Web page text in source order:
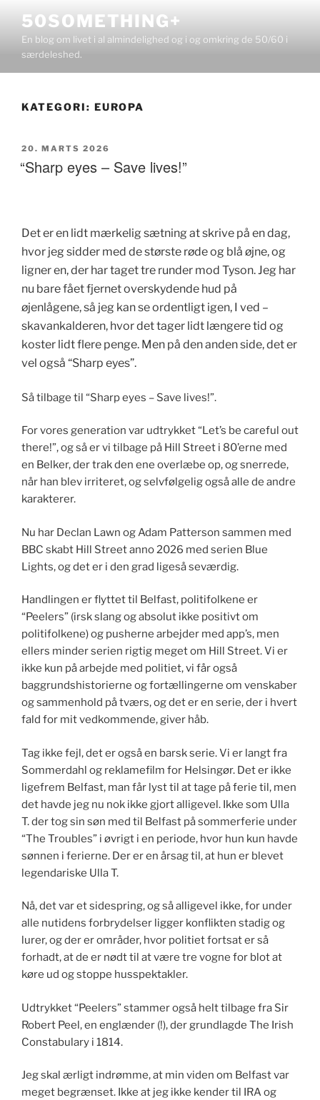
indhold
50SOMETHING+
En blog om livet i al almindelighed og i og omkring de 50/60 i
særdeleshed.
KATEGORI: EUROPA
UDGIVET
DEN
20. MARTS 2026
“Sharp eyes – Save lives!”
Det er en lidt mærkelig sætning at skrive på en dag,
hvor jeg sidder med de største røde og blå øjne, og
ligner en, der har taget tre runder mod Tyson. Jeg har
nu bare fået fjernet overskydende hud på
øjenlågene, så jeg kan se ordentligt igen, I ved –
skavankalderen, hvor det tager lidt længere tid og
koster lidt flere penge. Men på den anden side, det er
vel også “Sharp eyes”.
Så tilbage til “Sharp eyes – Save lives!”.
For vores generation var udtrykket “Let’s be careful out
there!”, og så er vi tilbage på Hill Street i 80’erne med
en Belker, der trak den ene overlæbe op, og snerrede,
når han blev irriteret, og selvfølgelig også alle de andre
karakterer.
Nu har Declan Lawn og Adam Patterson sammen med
BBC skabt Hill Street anno 2026 med serien Blue
Lights, og det er i den grad ligeså seværdig.
Handlingen er flyttet til Belfast, politifolkene er
“Peelers” (irsk slang og absolut ikke positivt om
politifolkene) og pusherne arbejder med app’s, men
ellers minder serien rigtig meget om Hill Street. Vi er
ikke kun på arbejde med politiet, vi får også
baggrundshistorierne og fortællingerne om venskaber
og sammenhold på tværs, og det er en serie, der i hvert
fald for mit vedkommende, giver håb.
Tag ikke fejl, det er også en barsk serie. Vi er langt fra
Sommerdahl og reklamefilm for Helsingør. Det er ikke
ligefrem Belfast, man får lyst til at tage på ferie til, men
det havde jeg nu nok ikke gjort alligevel. Ikke som Ulla
T. der tog sin søn med til Belfast på sommerferie under
“The Troubles” i øvrigt i en periode, hvor hun kun havde
sønnen i ferierne. Der er en årsag til, at hun er blevet
legendariske Ulla T.
Nå, det var et sidespring, og så alligevel ikke, for under
alle nutidens forbrydelser ligger konflikten stadig og
lurer, og der er områder, hvor politiet fortsat er så
forhadt, at de er nødt til at være tre vogne for blot at
køre ud og stoppe husspektakler.
Udtrykket “Peelers” stammer også helt tilbage fra Sir
Robert Peel, en englænder (!), der grundlagde The Irish
Constabulary i 1814.
Jeg skal ærligt indrømme, at min viden om Belfast var
meget begrænset. Ikke at jeg ikke kender til IRA og